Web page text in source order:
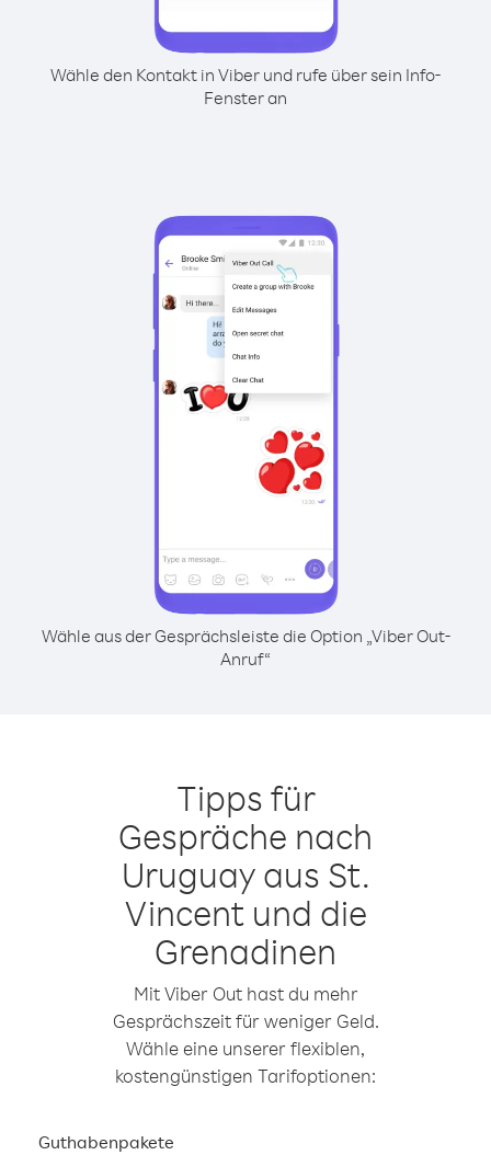
Wähle den Kontakt in Viber und rufe über sein Info-
Fenster an
Wähle aus der Gesprächsleiste die Option „Viber Out-
Anruf“
Tipps für
Gespräche nach
Uruguay aus St.
Vincent und die
Grenadinen
Mit Viber Out hast du mehr
Gesprächszeit für weniger Geld.
Wähle eine unserer flexiblen,
kostengünstigen Tarifoptionen:
Guthabenpakete